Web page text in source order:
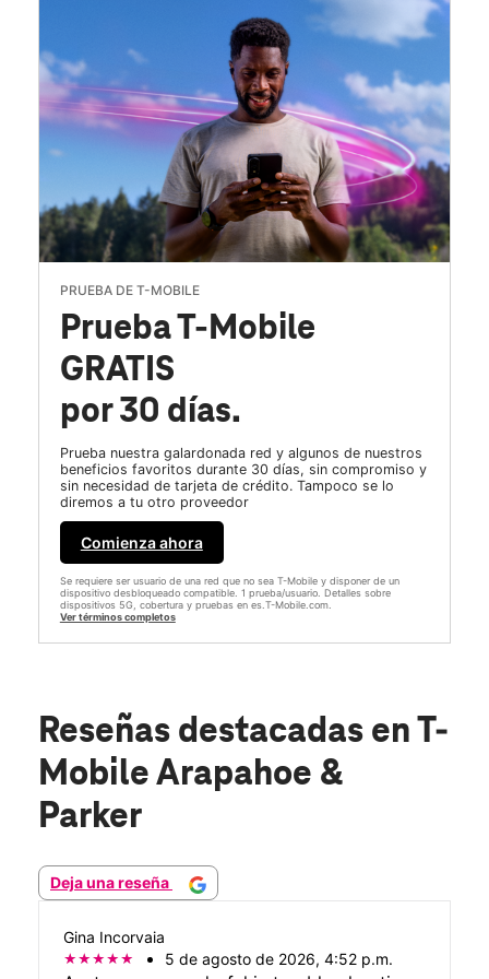
PRUEBA DE T-MOBILE
Prueba T-Mobile
GRATIS
por 30 días.
Prueba nuestra galardonada red y algunos de nuestros
beneficios favoritos durante 30 días, sin compromiso y
sin necesidad de tarjeta de crédito. Tampoco se lo
diremos a tu otro proveedor
Comienza ahora
Se requiere ser usuario de una red que no sea T-Mobile y disponer de un
dispositivo desbloqueado compatible. 1 prueba/usuario. Detalles sobre
dispositivos 5G, cobertura y pruebas en es.T-Mobile.com.
Ver términos completos
Reseñas destacadas en T-
Mobile Arapahoe &
Parker
Deja una reseña
Gina Incorvaia
5 de agosto de 2026, 4:52 p.m.